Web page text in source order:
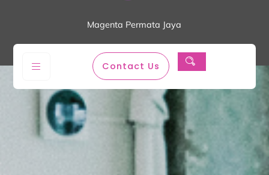
Magenta Permata Jaya
Contact Us